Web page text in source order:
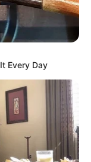
Every Day